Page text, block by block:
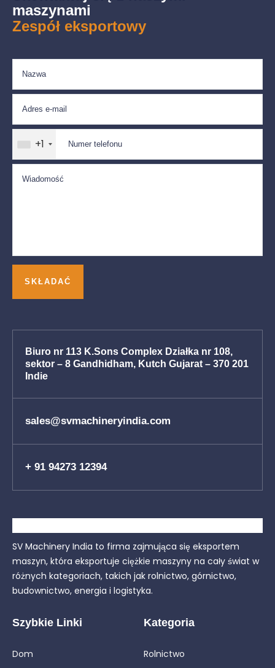
maszynami
Zespół eksportowy
+1
Biuro nr 113 K.Sons Complex Działka nr 108,
sektor – 8 Gandhidham, Kutch Gujarat – 370 201
Indie
sales@svmachineryindia.com
+ 91 94273 12394
SV Machinery India to firma zajmująca się eksportem
maszyn, która eksportuje ciężkie maszyny na cały świat w
różnych kategoriach, takich jak rolnictwo, górnictwo,
budownictwo, energia i logistyka.
Szybkie Linki
Dom
Kategoria
Rolnictwo